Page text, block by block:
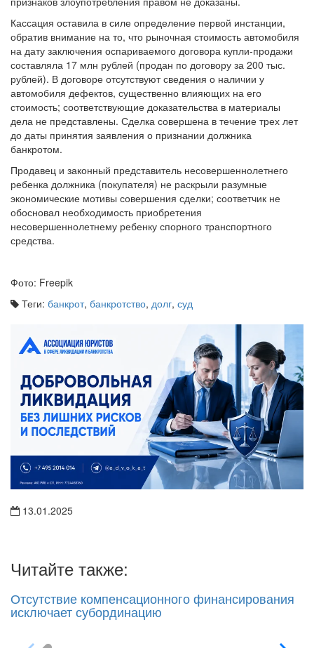
Кассация оставила в силе определение первой инстанции,
обратив внимание на то, что рыночная стоимость автомобиля
на дату заключения оспариваемого договора купли-продажи
составляла 17 млн рублей (продан по договору за 200 тыс.
рублей). В договоре отсутствуют сведения о наличии у
автомобиля дефектов, существенно влияющих на его
стоимость; соответствующие доказательства в материалы
дела не представлены. Сделка совершена в течение трех лет
до даты принятия заявления о признании должника
банкротом.
Продавец и законный представитель несовершеннолетнего
ребенка должника (покупателя) не раскрыли разумные
экономические мотивы совершения сделки; соответчик не
обосновал необходимость приобретения
несовершеннолетнему ребенку спорного транспортного
средства.
Теги:банкрот
исключает субординацию